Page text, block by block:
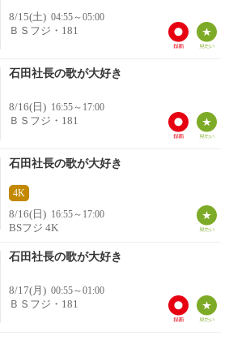
8/15(土) 04:55～05:00
ＢＳフジ・181
石田社長の歌が大好き
8/16(日) 16:55～17:00
ＢＳフジ・181
石田社長の歌が大好き
4K
8/16(日) 16:55～17:00
BSフジ 4K
石田社長の歌が大好き
8/17(月) 00:55～01:00
ＢＳフジ・181